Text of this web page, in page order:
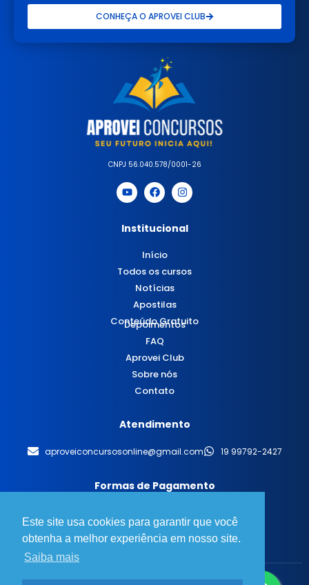
Este site usa cookies para garantir que você
obtenha a melhor experiência em nosso site.
Saiba mais
CONHEÇA O APROVEI CLUB
CNPJ 56.040.578/0001-26
Institucional
Início
Todos os cursos
Notícias
Apostilas
Conteúdo Gratuito
Depoimentos
FAQ
Aprovei Club
Sobre nós
Contato
Atendimento
aproveiconcursosonline@gmail.com 19 99792-2427
Formas de Pagamento